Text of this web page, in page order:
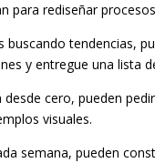
para rediseñar
buscando tendencias,
y entregue una lista
cero, pueden
visuales.
semana, pueden